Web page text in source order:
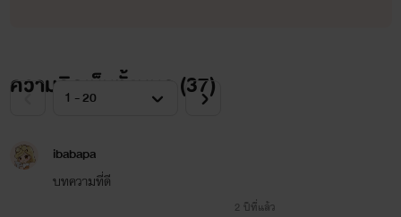
ความคิดเห็นทั้งหมด (37)
ibabapa
บทความที่ดี
2 ปีที่แล้ว